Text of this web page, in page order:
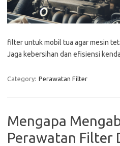
filter untuk mobil tua agar mesin
Jaga kebersihan dan efisiensi
Category: Perawatan Filter
Mengapa
Perawatan Filter